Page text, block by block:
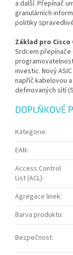
a další. Přepínač
granulárních
politiky
Základ pro
Srdcem přepínače
investic. Nový
napříč kabelovou
definovaných sítí
DOPLŇKOVÉ
Kategorie:
EAN:
Access Control
List (ACL):
Agregace linek:
Barva produktu:
Bezpečnost: